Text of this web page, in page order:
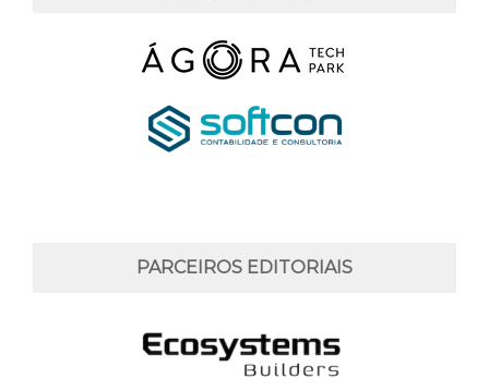
PARCEIROS EDITORIAIS